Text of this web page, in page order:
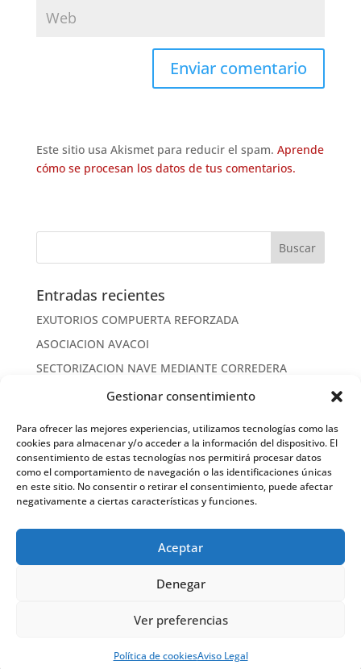
Gestionar consentimiento
Para ofrecer las mejores experiencias, utilizamos tecnologías como las
cookies para almacenar y/o acceder a la información del dispositivo. El
consentimiento de estas tecnologías nos permitirá procesar datos
como el comportamiento de navegación o las identificaciones únicas
en este sitio. No consentir o retirar el consentimiento, puede afectar
negativamente a ciertas características y funciones.
Aceptar
Denegar
Ver preferencias
Política de cookiesAviso Legal
Este sitio usa Akismet para reducir el spam. Aprende
cómo se procesan los datos de tus comentarios.
Entradas recientes
EXUTORIOS COMPUERTA REFORZADA
ASOCIACION AVACOI
SECTORIZACION NAVE MEDIANTE CORREDERA
CORREDERA CORTAFUEGOS
FRANJA CORTAFUEGOS
TRASDOSADO CORTAFUEGOS EI 120
MUSEO BELLAS ARTES CONDUCTOS CORTAFUEGOS
EI 120
MARCADO CE FALSO
Empresa